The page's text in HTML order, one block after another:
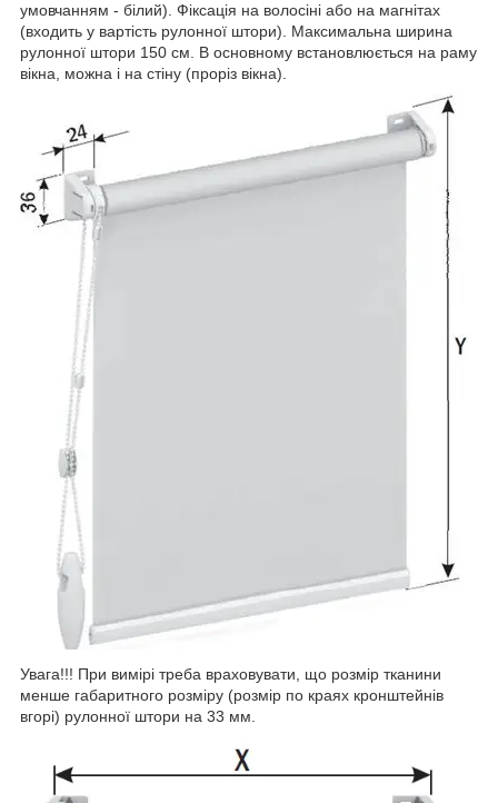
умовчанням - білий). Фіксація на волосіні або на магнітах
(входить у вартість рулонної штори). Максимальна ширина
рулонної штори 150 см. В основному встановлюється на раму
вікна, можна і на стіну (проріз вікна).
Увага!!! При вимірі треба враховувати, що розмір тканини
менше габаритного розміру (розмір по краях кронштейнів
вгорі) рулонної штори на 33 мм.